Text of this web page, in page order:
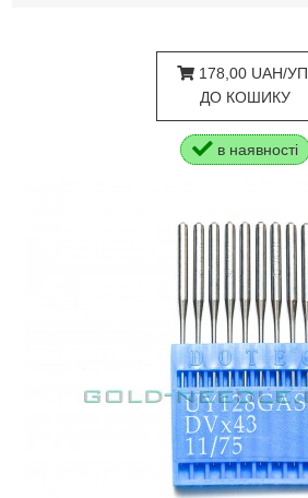
178,00 UAH/УП.
ДО КОШИКУ
в наявності